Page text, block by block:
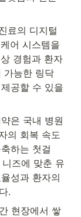
료의 디지털
어 시스템을
경험과 환자
가능한 링닥
공할 수 있을
은 국내 병원
의 회복 속도
하는 첫걸
즈에 맞춘 유
성과 환자의
.
현장에서 쌓